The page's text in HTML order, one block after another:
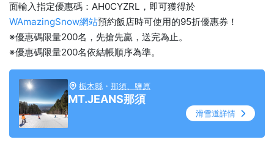
面輸入指定優惠碼：AH0CYZRL，即可獲得於
WAmazingSnow網站預約飯店時可使用的95折優惠券！
※優惠碼限量200名，先搶先贏，送完為止。
※優惠碼限量200名依結帳順序為準。
栃木縣 ・ 那須、鹽原
MT.JEANS那須
滑雪道詳情